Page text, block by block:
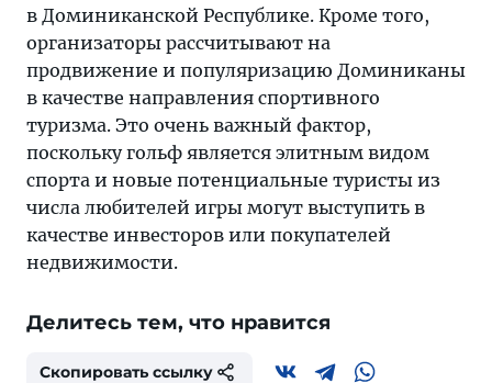
в Доминиканской Республике. Кроме того,
организаторы рассчитывают на
продвижение и популяризацию Доминиканы
в качестве направления спортивного
туризма. Это очень важный фактор,
поскольку гольф является элитным видом
спорта и новые потенциальные туристы из
числа любителей игры могут выступить в
качестве инвесторов или покупателей
недвижимости.
Делитесь тем, что нравится
Скопировать ссылку